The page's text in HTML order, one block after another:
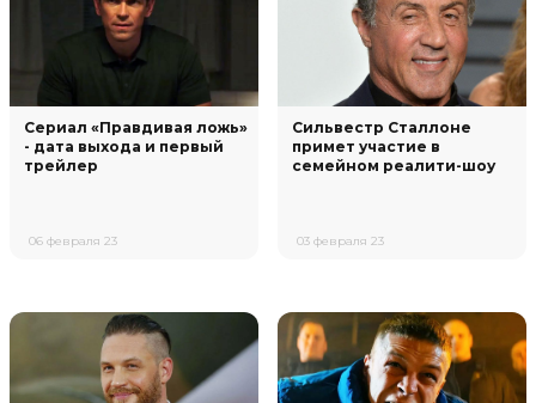
Сериал «Правдивая ложь»
- дата выхода и первый
трейлер
06 февраля 23
Сильвестр Сталлоне
примет участие в
семейном реалити-шоу
03 февраля 23